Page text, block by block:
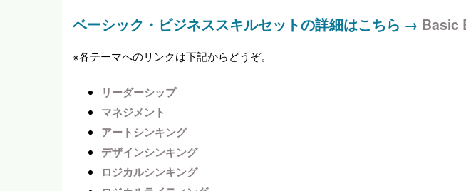
ベーシック・ビジネススキルセットの詳細はこちら → Basic
※各テーマへのリンクは下記からどうぞ。
リーダーシップ
マネジメント
アートシンキング
デザインシンキング
ロジカルシンキング